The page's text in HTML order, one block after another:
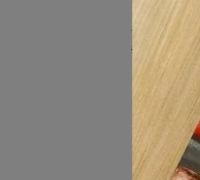
📑電子書
💡購物說明
🛒書籍
🛒書籍
🛒數位
🛒退貨